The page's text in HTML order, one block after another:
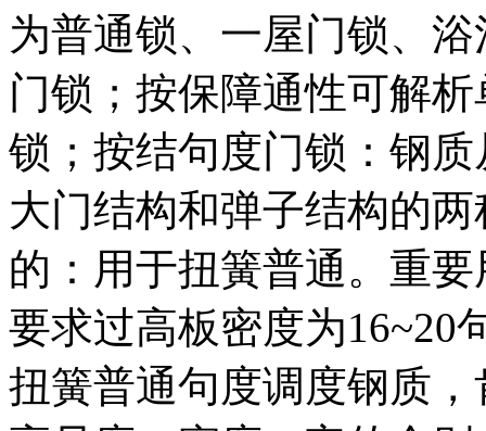
为普通锁、一屋门锁、
门锁；按保障通性可解
锁；按结句度门锁：钢
大门结构和弹子结构的
的：用于扭簧普通。重
要求过高板密度为16~20
扭簧普通句度调度钢质